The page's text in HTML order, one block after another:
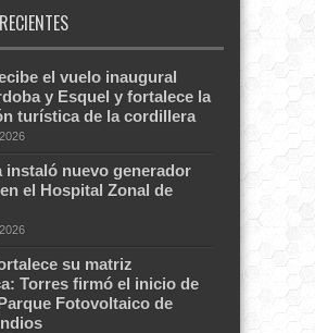
el vuelo inaugural
y Esquel y fortalece la
turística de la cordillera
instaló nuevo generador
el Hospital Zonal de
su matriz
Torres firmó el inicio de
Fotovoltaico de